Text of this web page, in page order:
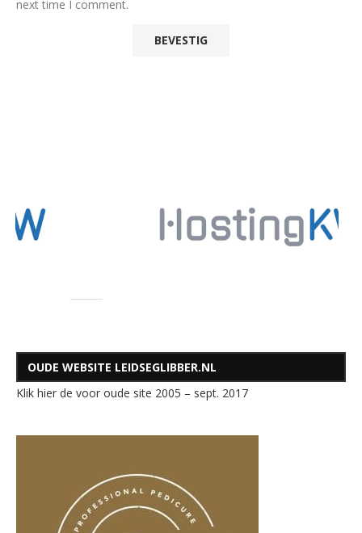
next time I comment.
OUDE WEBSITE LEIDSEGLIBBER.NL
Klik hier de voor oude site 2005 – sept. 2017